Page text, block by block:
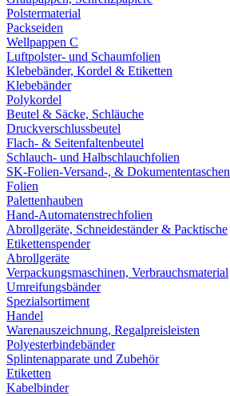
Polstermaterial
Packseiden
Wellpappen C
Luftpolster- und Schaumfolien
Klebebänder, Kordel & Etiketten
Klebebänder
Polykordel
Beutel & Säcke, Schläuche
Druckverschlussbeutel
Flach- & Seitenfaltenbeutel
Schlauch- und Halbschlauchfolien
SK-Folien-Versand-, & Dokumententaschen
Folien
Palettenhauben
Hand-Automatenstrechfolien
Abrollgeräte, Schneideständer & Packtische
Etikettenspender
Abrollgeräte
Verpackungsmaschinen, Verbrauchsmaterial
Umreifungsbänder
Spezialsortiment
Handel
Warenauszeichnung, Regalpreisleisten
Polyesterbindebänder
Splintenapparate und Zubehör
Etiketten
Kabelbinder